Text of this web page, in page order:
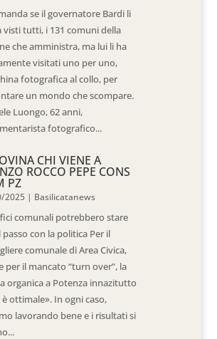
se il governatore Bardi li
visti tutti, i 131 comuni della
che amministra, ma lui li ha
visitati uno per uno,
fotografica al collo, per
un mondo che scompare.
Luongo, 62 anni,
fotografico...
CHI VIENE A
ROCCO PEPE CONS
PZ
2025 | Basilicatanews
comunali potrebbero stare
passo con la politica Per il
comunale di Area Civica,
per il mancato “turn over”, la
organica a Potenza innazitutto
ottimale». In ogni caso,
lavorando bene e i risultati si